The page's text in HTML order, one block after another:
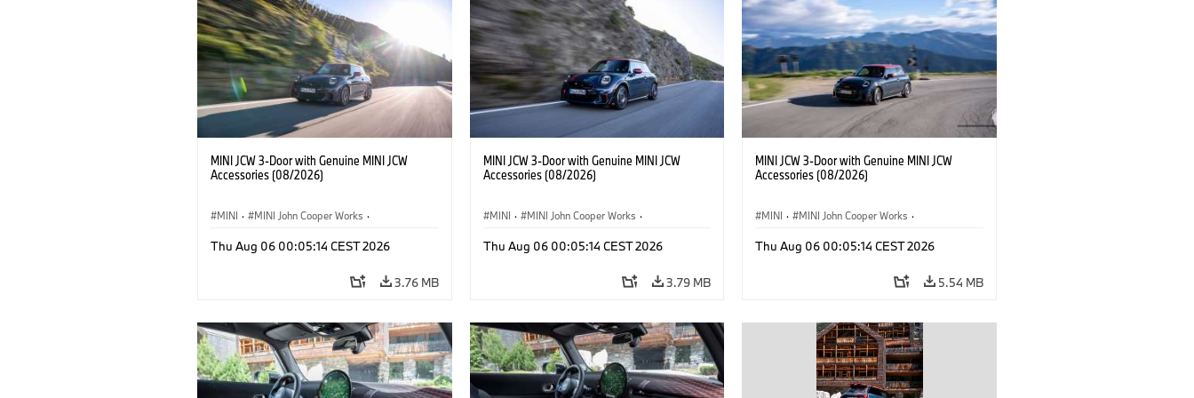
MINI JCW 3-Door with Genuine MINI JCW
Accessories (08/2026)
MINI · MINI John Cooper Works ·
Optional Extras, Accessories
Thu Aug 06 00:05:14 CEST 2026
3.76 MB
MINI JCW 3-Door with Genuine MINI JCW
Accessories (08/2026)
MINI · MINI John Cooper Works ·
Optional Extras, Accessories
Thu Aug 06 00:05:14 CEST 2026
3.79 MB
MINI JCW 3-Door with Genuine MINI JCW
Accessories (08/2026)
MINI · MINI John Cooper Works ·
Optional Extras, Accessories
Thu Aug 06 00:05:14 CEST 2026
5.54 MB